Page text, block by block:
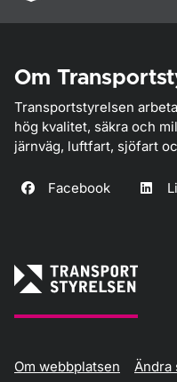
Om
Transportstyrelsen
hög kvalitet, säkra och
järnväg, luftfart, sjöfart
Facebook
Om webbplatsen Ändra